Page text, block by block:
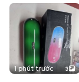
1 phút trước 3